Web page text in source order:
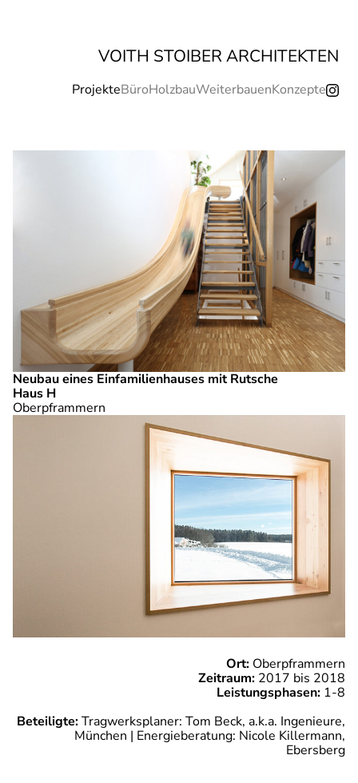
VOITH STOIBER ARCHITEKTEN
ProjekteBüroHolzbauWeiterbauenKonzepte
Neubau eines Einfamilienhauses mit Rutsche
Haus H
Oberpframmern
Ort: Oberpframmern
Zeitraum: 2017 bis 2018
Leistungsphasen: 1-8
Beteiligte:Tragwerksplaner: Tom Beck, a.k.a. Ingenieure,
München | Energieberatung: Nicole Killermann,
Ebersberg